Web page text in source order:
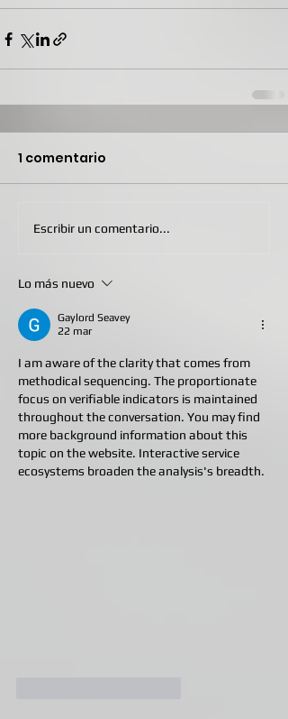
1 comentario
Escribir un comentario...
Lo más nuevo
Gaylord Seavey
22 mar
I am aware of the clarity that comes from
methodical sequencing. The proportionate
focus on verifiable indicators is maintained
throughout the conversation. You may find
more background information about this
topic on the website. Interactive service
ecosystems broaden the analysis's breadth.